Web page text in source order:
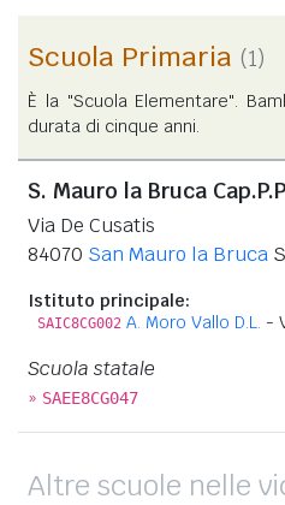
Scuola Primaria (1)
È la "Scuola Elementare".
durata di cinque anni.
S. Mauro la Bruca Cap.P.P
Via De Cusatis
84070 San Mauro la Bruca
Istituto principale:
SAIC8CG002 A. Moro Vallo D.L. -
Scuola statale
» SAEE8CG047
Altre scuole nelle